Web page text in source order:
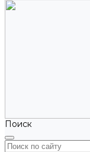
Поиск